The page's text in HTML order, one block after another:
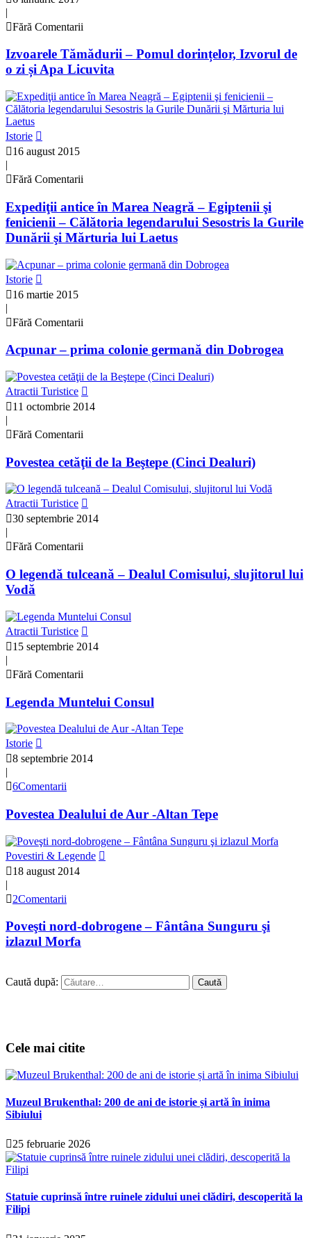
|
Fără Comentarii
Izvoarele Tămădurii – Pomul dorințelor, Izvorul de
o zi și Apa Licuvita
Istorie
16 august 2015
|
Fără Comentarii
Expediţii antice în Marea Neagră – Egiptenii şi
fenicienii – Călătoria legendarului Sesostris la Gurile
Dunării şi Mărturia lui Laetus
Istorie
16 martie 2015
|
Fără Comentarii
Acpunar – prima colonie germană din Dobrogea
Atractii Turistice
11 octombrie 2014
|
Fără Comentarii
Povestea cetăţii de la Beştepe (Cinci Dealuri)
Atractii Turistice
30 septembrie 2014
|
Fără Comentarii
O legendă tulceană – Dealul Comisului, slujitorul lui
Vodă
Atractii Turistice
15 septembrie 2014
|
Fără Comentarii
Legenda Muntelui Consul
Istorie
8 septembrie 2014
|
6Comentarii
Povestea Dealului de Aur -Altan Tepe
Povestiri & Legende
18 august 2014
|
2Comentarii
Poveşti nord-dobrogene – Fântâna Sunguru şi
izlazul Morfa
Caută după:
Cele mai citite
Muzeul Brukenthal: 200 de ani de istorie și artă în inima
Sibiului
25 februarie 2026
Statuie cuprinsă între ruinele zidului unei clădiri, descoperită la
Filipi